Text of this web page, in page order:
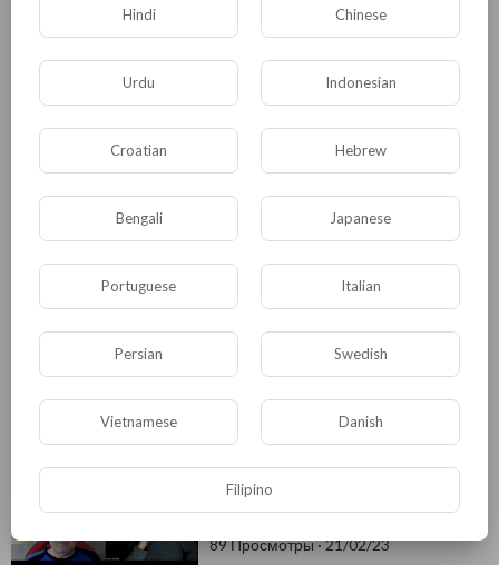
⁣ChatGPT и конец
информационной эпохи
68 Просмотры
Общая
⁣Аблязов снова переходит в
234 Просмотры
Общая
⁣Гибель Восточной Палестины
Назир Евлоев
охлократии?
89 Просмотры·21/02/23
Hindi Chinese
Urdu Indonesian
Croatian Hebrew
Bengali Japanese
Portuguese Italian
Persian Swedish
Vietnamese Danish
Filipino